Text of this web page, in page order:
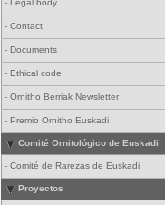
- Legal body
- Contact
- Documents
- Ethical code
- Ornitho Berriak Newsletter
- Premio Ornitho Euskadi
Comité Ornitológico de Euskadi
- Comité de Rarezas de Euskadi
Proyectos